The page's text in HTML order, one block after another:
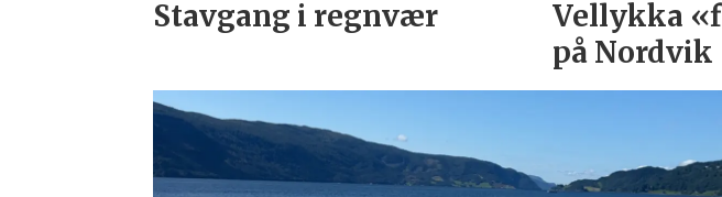
Stavgang i regnvær
Vellykka
på Nordvik